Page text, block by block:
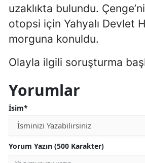
uzaklıkta bulundu.
otopsi için Yahyalı Devlet
morguna konuldu.
Olayla ilgili soruşturma
Yorumlar
İsim*
Yorum Yazın (500 Karakter)